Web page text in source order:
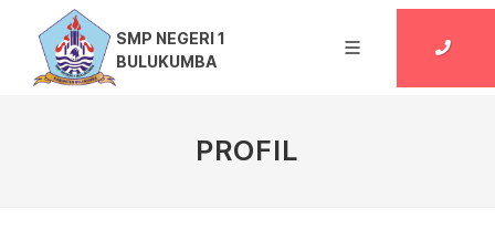
SMP NEGERI 1
BULUKUMBA
PROFIL